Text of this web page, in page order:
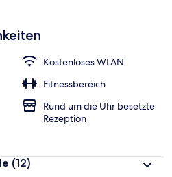
Kostenloses WLAN
Fitnessbereich
Rund um die Uhr besetzte
Rezeption
(12)